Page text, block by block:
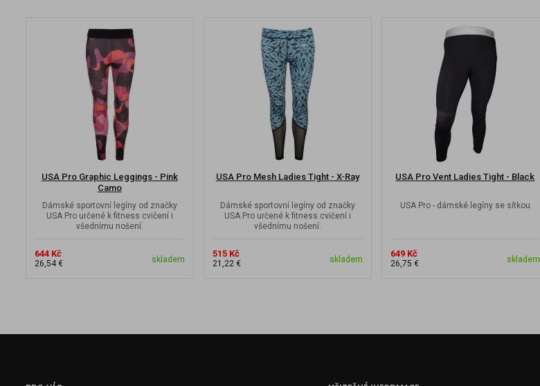
USA Pro Graphic Leggings - Pink
Camo
Dámské sportovní legíny od značky
USA Pro určené k fitness cvičení i
všednímu nošení.
644 Kč
26,54 € skladem
USA Pro Mesh Ladies Tight - X-Ray
Dámské sportovní legíny od značky
USA Pro určené k fitness cvičení i
všednímu nošení.
515 Kč
21,22 € skladem
USA Pro Vent Ladies Tight - Black
USA Pro - dámské legíny se sítkou
649 Kč
26,75 € skladem